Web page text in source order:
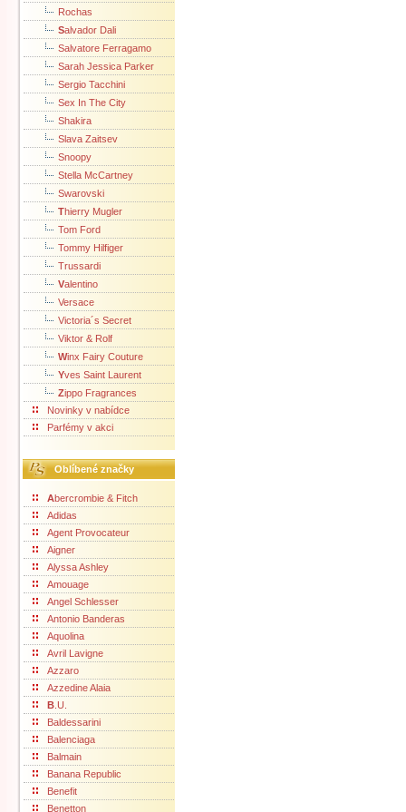
Rochas
Salvador Dali
Salvatore Ferragamo
Sarah Jessica Parker
Sergio Tacchini
Sex In The City
Shakira
Slava Zaitsev
Snoopy
Stella McCartney
Swarovski
Thierry Mugler
Tom Ford
Tommy Hilfiger
Trussardi
Valentino
Versace
Victoria´s Secret
Viktor & Rolf
Winx Fairy Couture
Yves Saint Laurent
Zippo Fragrances
Novinky v nabídce
Parfémy v akci
Oblíbené značky
Abercrombie & Fitch
Adidas
Agent Provocateur
Aigner
Alyssa Ashley
Amouage
Angel Schlesser
Antonio Banderas
Aquolina
Avril Lavigne
Azzaro
Azzedine Alaia
B .U.
Baldessarini
Balenciaga
Balmain
Banana Republic
Benefit
Benetton